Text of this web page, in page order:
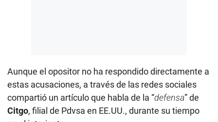
Aunque el opositor no ha respondido directamente a
estas acusaciones, a través de las redes sociales
compartió un artículo que habla de la “defensa” de
Citgo, filial de Pdvsa en EE.UU., durante su tiempo